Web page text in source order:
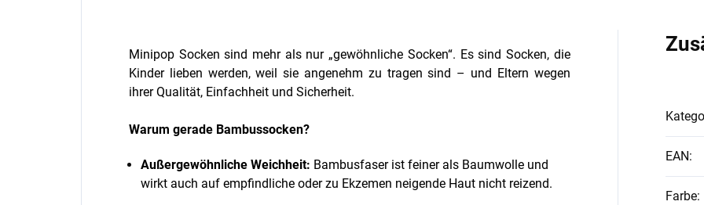
Minipop Socken sind mehr als nur „gewöhnliche Socken“. Es sind Socken, die
Kinder lieben werden, weil sie angenehm zu tragen sind – und Eltern wegen
ihrer Qualität, Einfachheit und Sicherheit.
Warum gerade Bambussocken?
Außergewöhnliche Weichheit: Bambusfaser ist feiner als Baumwolle und
wirkt auch auf empfindliche oder zu Ekzemen neigende Haut nicht reizend.
EAN:
Farbe: